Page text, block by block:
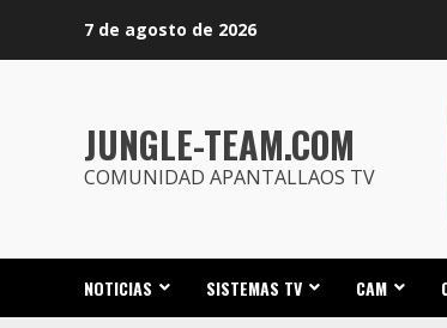
7 de agosto de 2026
JUNGLE-TEAM.COM
COMUNIDAD APANTALLAOS TV
NOTICIAS SISTEMAS TV CAM